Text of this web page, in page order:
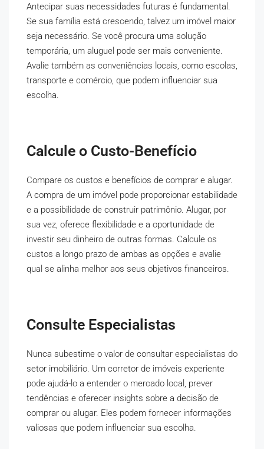
Antecipar suas necessidades futuras é fundamental.
Se sua família está crescendo, talvez um imóvel maior
seja necessário. Se você procura uma solução
temporária, um aluguel pode ser mais conveniente.
Avalie também as conveniências locais, como escolas,
transporte e comércio, que podem influenciar sua
escolha.
Calcule o Custo-Benefício
Compare os custos e benefícios de comprar e alugar.
A compra de um imóvel pode proporcionar estabilidade
e a possibilidade de construir patrimônio. Alugar, por
sua vez, oferece flexibilidade e a oportunidade de
investir seu dinheiro de outras formas. Calcule os
custos a longo prazo de ambas as opções e avalie
qual se alinha melhor aos seus objetivos financeiros.
Consulte Especialistas
Nunca subestime o valor de consultar especialistas do
setor imobiliário. Um corretor de imóveis experiente
pode ajudá-lo a entender o mercado local, prever
tendências e oferecer insights sobre a decisão de
comprar ou alugar. Eles podem fornecer informações
valiosas que podem influenciar sua escolha.